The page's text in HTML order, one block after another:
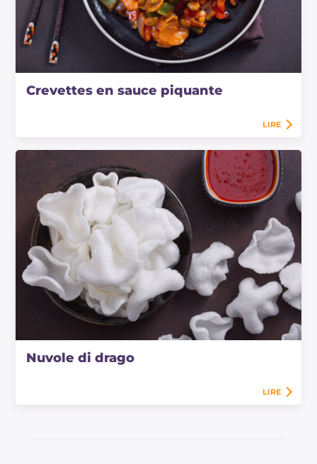
Crevettes en sauce piquante
LIRE
Nuvole di drago
LIRE